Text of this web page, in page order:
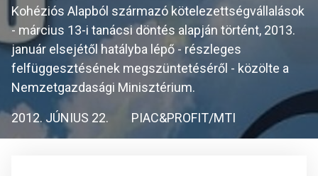
Kohéziós Alapból származó kötelezettségvállalások
- március 13-i tanácsi döntés alapján történt, 2013.
január elsejétől hatályba lépő - részleges
felfüggesztésének megszüntetéséről - közölte a
Nemzetgazdasági Minisztérium.
2012. JÚNIUS 22. PIAC&PROFIT/MTI